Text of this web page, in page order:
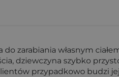
zarabiania własnym
dziewczyna szybko
przypadkowo budzi